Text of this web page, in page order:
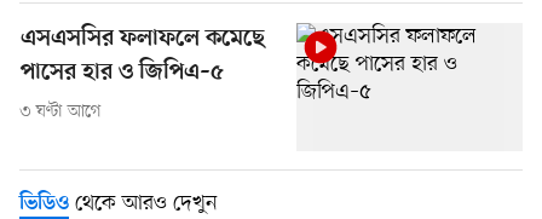
এসএসসির ফলাফলে কমেছে
পাসের হার ও জিপিএ–৫
৩ ঘণ্টা আগে
ভিডিও থেকে আরও দেখুন